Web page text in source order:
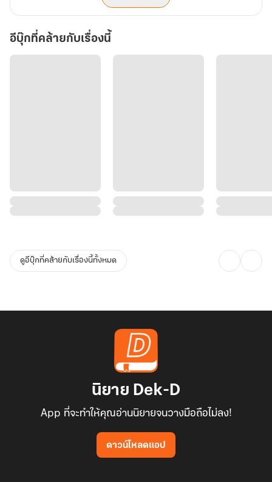
อีบุ๊กที่คล้ายกับเรื่องนี้
ดูอีบุ๊กที่คล้ายกับเรื่องนี้ทั้งหมด
นิยาย Dek-D
App ที่จะทำให้คุณอ่านนิยายจนวางมือถือไม่ลง!
ดาวน์โหลดแอป